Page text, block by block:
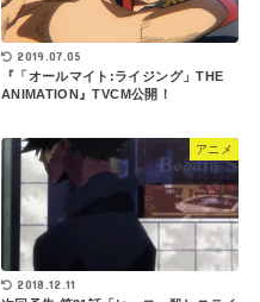
2019.07.05
『「オールマイト:ライジング」THE
ANIMATION』TVCM公開！
アニメ
2018.12.11